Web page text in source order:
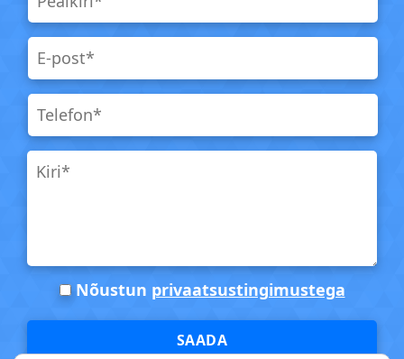
Nõustun privaatsustingimustega